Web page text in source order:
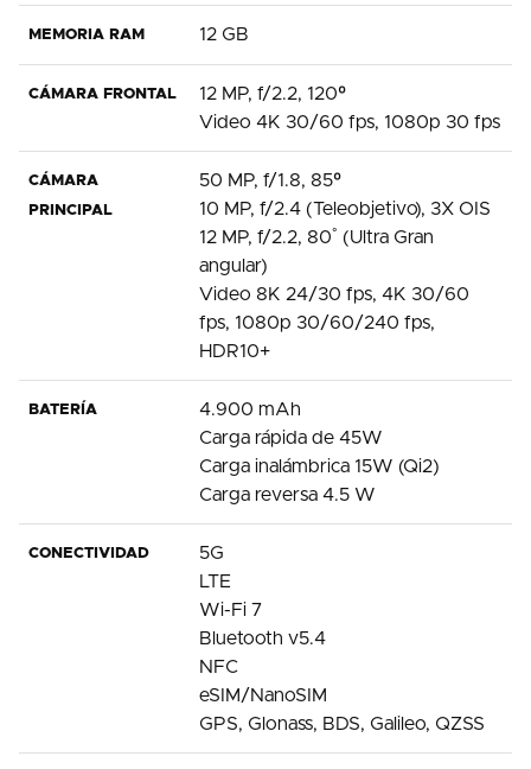
MEMORIA RAM 12 GB
CÁMARA FRONTAL
12 MP, f/2.2, 120º
Video 4K 30/60 fps, 1080p 30 fps
CÁMARA
PRINCIPAL
50 MP, f/1.8, 85º
10 MP, f/2.4 (Teleobjetivo), 3X OIS
12 MP, f/2.2, 80˚ (Ultra Gran
angular)
Video 8K 24/30 fps, 4K 30/60
fps, 1080p 30/60/240 fps,
HDR10+
BATERÍA
4.900 mAh
Carga rápida de 45W
Carga inalámbrica 15W (Qi2)
Carga reversa 4.5 W
CONECTIVIDAD
5G
LTE
Wi-Fi 7
Bluetooth v5.4
NFC
eSIM/NanoSIM
GPS, Glonass, BDS, Galileo, QZSS